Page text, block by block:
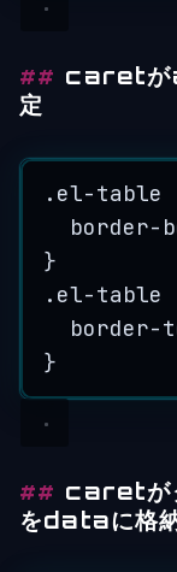
caretが
定
. el-table
border-
}
. el-table
border-
}
caretが
をdataに格